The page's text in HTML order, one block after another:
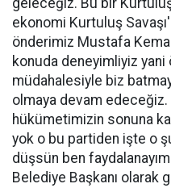
geleceğiz. Bu bir
ekonomi Kurtuluş
önderimiz Mustafa
konuda deneyimliyiz yani
müdahalesiyle biz
olmaya devam
hükümetimizin sonuna
yok o bu partiden işte o
düşsün ben
Belediye Başkanı olarak